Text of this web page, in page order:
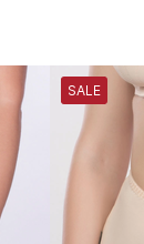
SALE